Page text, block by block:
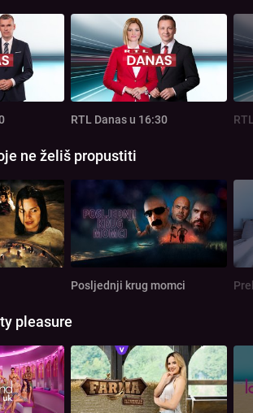
RTL Danas u 16:30
ne želiš propustiti
Posljednji krug momci
pleasure